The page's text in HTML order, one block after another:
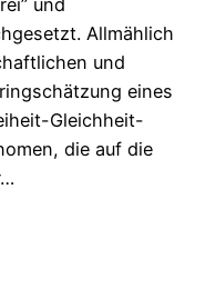
Allmählich
und
eines
Gleichheit-
die auf die